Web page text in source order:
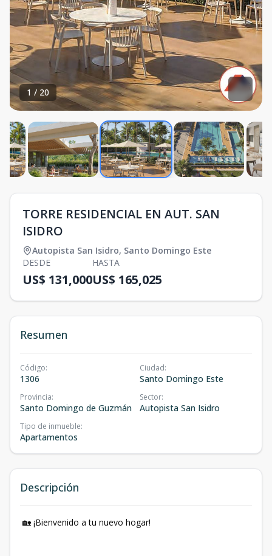
1 / 20
TORRE RESIDENCIAL EN AUT. SAN
ISIDRO
Autopista San Isidro, Santo Domingo Este
DESDE
US$ 131,000
HASTA
US$ 165,025
Resumen
Código:
1306
Ciudad:
Santo Domingo Este
Provincia:
Santo Domingo de Guzmán
Sector:
Autopista San Isidro
Tipo de inmueble:
Apartamentos
Descripción
🏡 ¡Bienvenido a tu nuevo hogar!